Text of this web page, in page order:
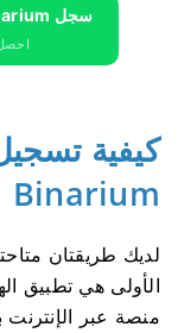
سجل Binarium واحصل على 10000 دولار مجانًا
احصل على 10000
كيفية
Binarium
لديك طريقتان
الأولى هي تطبيق
منصة عبر